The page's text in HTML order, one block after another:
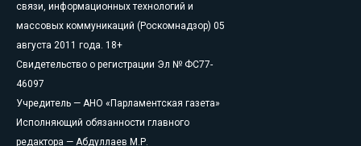
связи, информационных технологий и
массовых коммуникаций (Роскомнадзор) 05
августа 2011 года. 18+
Свидетельство о регистрации Эл № ФС77-
46097
Учредитель — АНО «Парламентская газета»
Исполняющий обязанности главного
редактора — Абдуллаев М.Р.